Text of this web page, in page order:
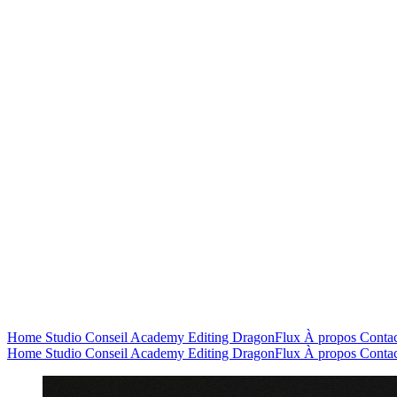
Home Studio Conseil Academy Editing DragonFlux À propos
Home Studio Conseil Academy Editing DragonFlux À propos